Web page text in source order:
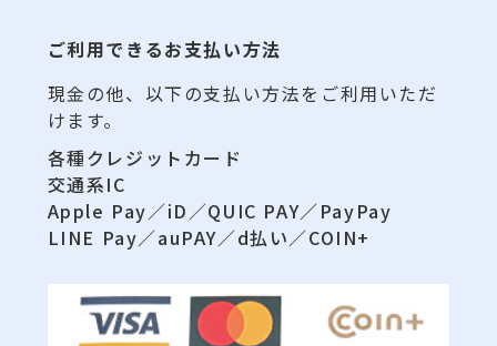
ご利用できるお支払い方法
現金の他、以下の支払い方法をご利用いただ
けます。
各種クレジットカード
交通系IC
Apple Pay／iD／QUIC PAY／PayPay
LINE Pay／auPAY／d払い／COIN+